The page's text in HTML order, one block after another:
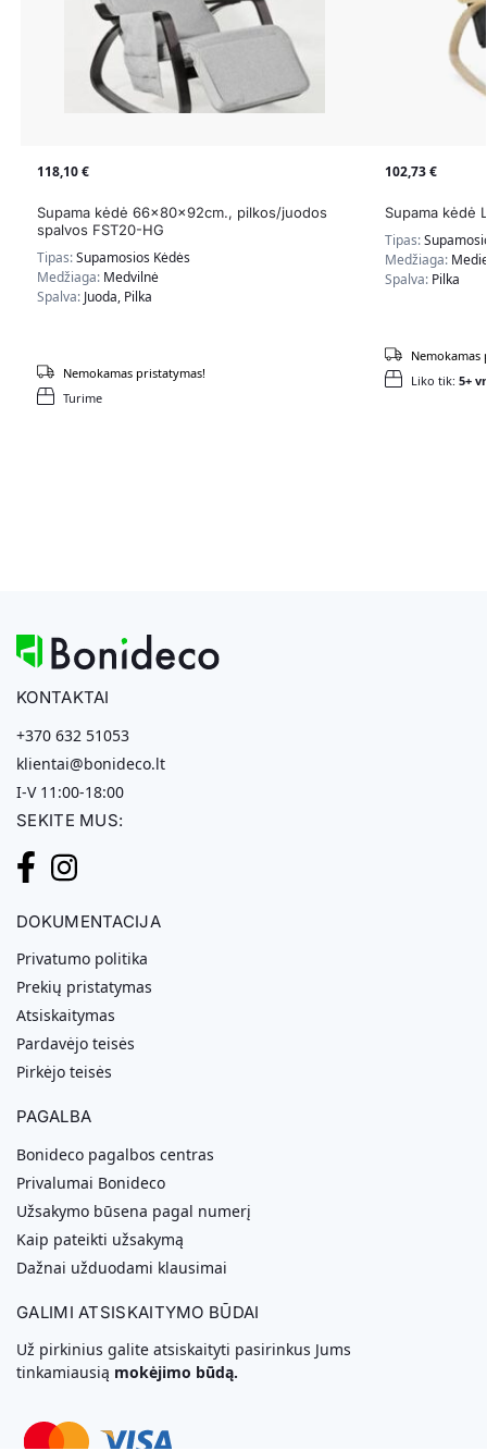
118,10€
Supama kėdė 66x80x92cm., pilkos/juodos
spalvos FST20-HG
Tipas:Supamosios Kėdės
Medžiaga: Medvilnė
Spalva: Juoda, Pilka
Turime
Nemokamas pristatymas!
102,73€
Supama kėdė
Tipas:
Medžiaga:
Spalva: Pilka
Liko tik: 5+
Nemokamas
KONTAKTAI
+370 632 51053
klientai@bonideco.lt
I-V 11:00-18:00
SEKITE MUS:
DOKUMENTACIJA
Privatumo politika
Prekių pristatymas
Atsiskaitymas
Pardavėjo teisės
Pirkėjo teisės
PAGALBA
Bonideco pagalbos centras
Privalumai Bonideco
Užsakymo būsena pagal numerį
Kaip pateikti užsakymą
Dažnai užduodami klausimai
GALIMI ATSISKAITYMO BŪDAI
Už pirkinius galite atsiskaityti pasirinkus Jums
tinkamiausią mokėjimo būdą.